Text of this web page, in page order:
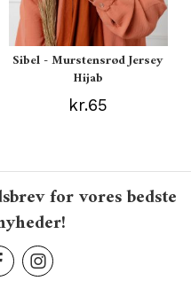
Sibel - Murstensrød Jersey
Hijab
kr.65
for vores bedste